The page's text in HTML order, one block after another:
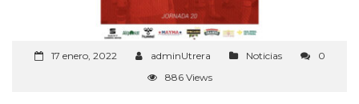
17 enero, 2022 adminUtrera Noticias
0
886 Views